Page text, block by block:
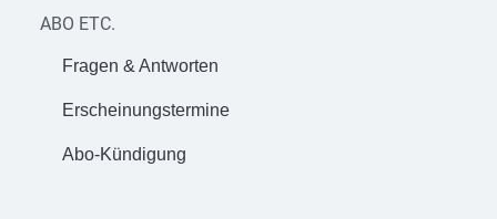
ABO ETC.
Fragen & Antworten
Erscheinungstermine
Abo-Kündigung